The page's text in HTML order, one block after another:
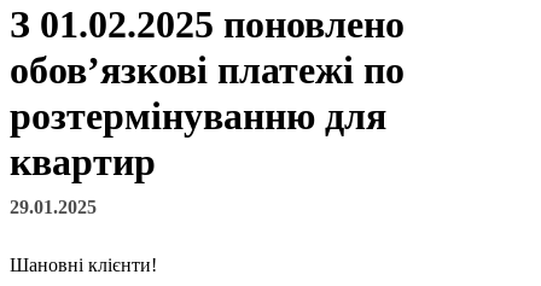
З 01.02.2025 поновлено
обов’язкові платежі по
розтермінуванню для
квартир
29.01.2025
Шановні клієнти!